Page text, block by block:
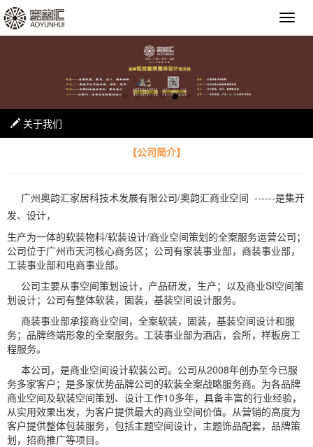
关于我们
【公司简介】
广州奥韵汇家居科技术发展有限公司/奥韵汇商业空间 ------是集开
发、设计，
生产为一体的软装物料/软装设计/商业空间策划的全案服务运营公司；
公司位于广州市天河核心商务区；公司有家装事业部，商装事业部，
工装事业部和电商事业部。
公司主要从事空间策划设计，产品研发，生产；以及商业SI空间策
划设计；公司有整体软装，固装，基装空间设计服务。
商装事业部承接商业空间，全案软装，固装，基装空间设计和服
务；品牌终端形象的全案服务。工装事业部为酒店，会所，样板房工
程服务。
本公司，是商业空间设计软装公司。公司从2008年创办至今已服
务多家客户；是多家优势品牌公司的软装全案战略服务商。为各品牌
商业空间及软装空间策划、设计工作10多年，具备丰富的行业经验，
从实用效果出发，为客户提供最大的商业空间价值。从营销的高度为
客户提供整体包装服务，包括主题空间设计，主题饰品配套，品牌策
划，招商推广等项目。